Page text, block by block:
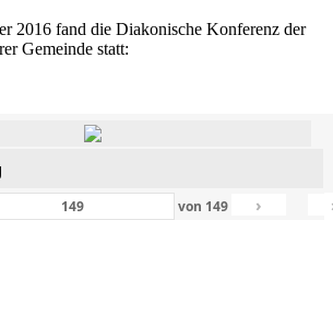
2016 fand die Diakonische Konferenz der
Gemeinde statt:
von 149 ›